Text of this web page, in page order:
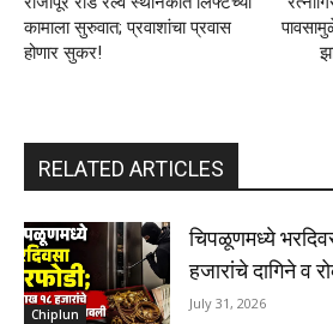
कामाला सुरुवात; प्रवाशांचा प्रवास
होणार सुकर!
RELATED ARTICLES
Chiplun
चिपळूणमध्ये
हजारांचे दागिने व
July 31, 2026